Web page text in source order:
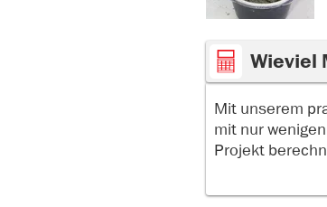
Wieviel
Mit unserem
mit nur
Projekt